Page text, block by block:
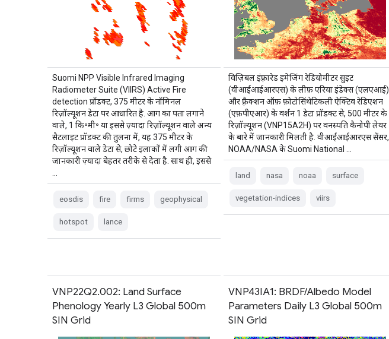
Suomi NPP Visible Infrared Imaging
Radiometer Suite (VIIRS) Active Fire
detection प्रॉडक्ट, 375 मीटर के नॉमिनल
रिज़ॉल्यूशन डेटा पर आधारित है. आग का पता लगाने
वाले, 1 कि॰मी॰ या इससे ज़्यादा रिज़ॉल्यूशन वाले अन्य
सैटलाइट प्रॉडक्ट की तुलना में, यह 375 मीटर के
रिज़ॉल्यूशन वाले डेटा से, छोटे इलाकों में लगी आग की
जानकारी ज़्यादा बेहतर तरीके से देता है. साथ ही, इससे
eosdis fire firms geophysical
hotspot lance
विज़िबल इंफ़्रारेड इमेजिंग रेडियोमीटर सुइट
(वीआईआईआरएस) के लीफ़ एरिया इंडेक्स (एलएआई)
और फ़्रैक्शन ऑफ़ फ़ोटोसिंथेटिकली ऐक्टिव रेडिएशन
(एफ़पीएआर) के वर्शन 1 डेटा प्रॉडक्ट से, 500 मीटर के
रिज़ॉल्यूशन (VNP15A2H) पर वनस्पति कैनोपी लेयर
के बारे में जानकारी मिलती है. वीआईआईआरएस सेंसर,
NOAA/NASA के Suomi National …
land nasa noaa surface
vegetation-indices viirs
VNP22Q2.002: Land Surface
Phenology Yearly L3 Global 500m
SIN Grid
VNP43IA1: BRDF/Albedo Model
Parameters Daily L3 Global 500m
SIN Grid